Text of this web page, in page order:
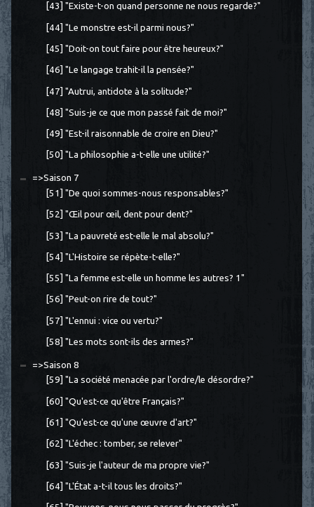
[43] "Existe-t-on quand personne ne nous regarde?"
[44] "Le monstre est-il parmi nous?"
[45] "Doit-on tout faire pour être heureux?"
[46] "Le langage trahit-il la pensée?"
[47] "Autrui, antidote à la solitude?"
[48] "Suis-je ce que mon passé fait de moi?"
[49] "Est-il raisonnable de croire en Dieu?"
[50] "La philosophie a-t-elle une utilité?"
=>Saison 7
[51] "De quoi sommes-nous responsables?"
[52] "Œil pour œil, dent pour dent?"
[53] "La pauvreté est-elle le mal absolu?"
[54] "L'Histoire se répète-t-elle?"
[55] "La femme est-elle un homme les autres? 1"
[56] "Peut-on rire de tout?"
[57] "L'ennui : vice ou vertu?"
[58] "Les mots sont-ils des armes?"
=>Saison 8
[59] "La société menacée par l'ordre/le désordre?"
[60] "Qu'est-ce qu'être Français?"
[61] "Qu'est-ce qu'une œuvre d'art?"
[62] "L'échec : tomber, se relever"
[63] "Suis-je l'auteur de ma propre vie?"
[64] "L'État a-t-il tous les droits?"